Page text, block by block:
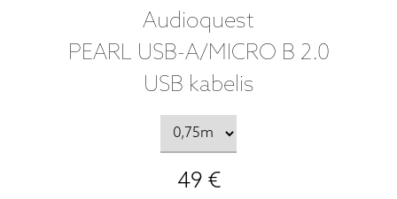
Audioquest
PEARL USB-A/MICRO B 2.0
USB kabelis
49 €